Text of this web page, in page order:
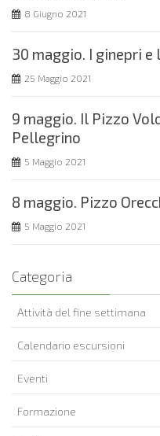
8 Giugno 2021
30 maggio. I ginepri
25 Maggio 2021
9 maggio. Il Pizzo
Pellegrino
5 Maggio 2021
8 maggio. Pizzo
5 Maggio 2021
Categoria
Attività del fine settimana
Calendario escursioni
Eventi
Formazione